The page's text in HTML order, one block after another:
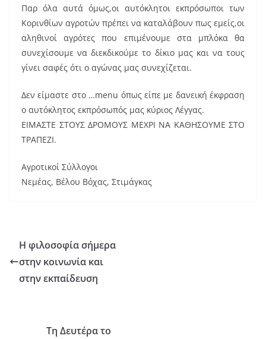
Παρ όλα αυτά όμως,οι αυτόκλητοι εκπρόσωποι των
Κορινθίων αγροτών πρέπει να καταλάβουν πως εμείς,οι
αληθινοί αγρότες που επιμένουμε στα μπλόκα θα
συνεχίσουμε να διεκδικούμε το δίκιο μας και να τους
γίνει σαφές ότι ο αγώνας μας συνεχίζεται.
Δεν είμαστε στο …menu όπως είπε με δανεική έκφραση
ο αυτόκλητος εκπρόσωπός μας κύριος Λέγγας.
ΕΙΜΑΣΤΕ ΣΤΟΥΣ ΔΡΟΜΟΥΣ ΜΕΧΡΙ ΝΑ ΚΑΘΗΣΟΥΜΕ ΣΤΟ
ΤΡΑΠΕΖΙ.
Αγροτικοί Σύλλογοι
Νεμέας, Βέλου Βόχας, Στιμάγκας
Η φιλοσοφία σήμερα
στην κοινωνία και
στην εκπαίδευση
Τη Δευτέρα το